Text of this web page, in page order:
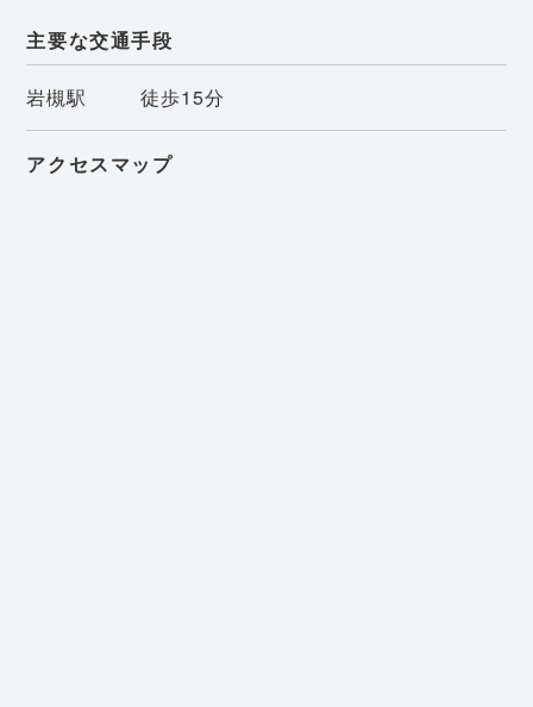
主要な交通手段
岩槻駅 徒歩15分
アクセスマップ